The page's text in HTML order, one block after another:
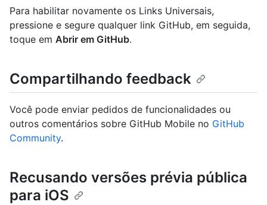
Para habilitar novamente os Links Universais,
pressione e segure qualquer link GitHub, em seguida,
toque em Abrir em GitHub.
Compartilhando feedback
Você pode enviar pedidos de funcionalidades ou
outros comentários sobre GitHub Mobile no GitHub
Community.
Recusando versões prévia pública
para iOS